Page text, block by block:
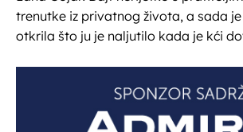
trenutke iz privatnog života, a sada
otkrila što ju je naljutilo kada je kći